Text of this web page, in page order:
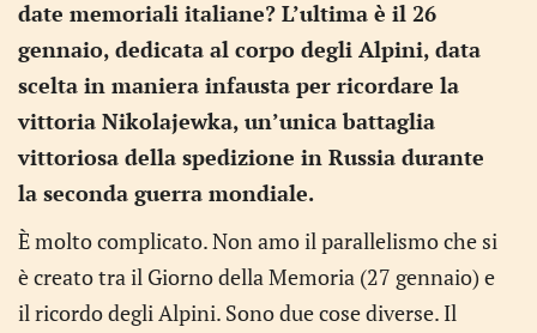
date memoriali italiane? L’ultima è il 26
gennaio, dedicata al corpo degli Alpini, data
scelta in maniera infausta per ricordare la
vittoria Nikolajewka, un’unica battaglia
vittoriosa della spedizione in Russia durante
la seconda guerra mondiale.
È molto complicato. Non amo il parallelismo che si
è creato tra il Giorno della Memoria (27 gennaio) e
il ricordo degli Alpini. Sono due cose diverse. Il